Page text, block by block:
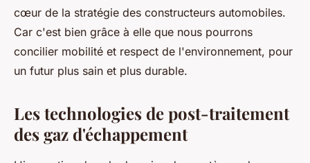
cœur de la stratégie des constructeurs automobiles.
Car c'est bien grâce à elle que nous pourrons
concilier mobilité et respect de l'environnement, pour
un futur plus sain et plus durable.
Les technologies de post-traitement
des gaz d'échappement